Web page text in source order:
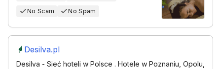
No Scam No Spam
Desilva.pl
Desilva - Sieć hoteli w Polsce . Hotele w Poznaniu, Opolu,